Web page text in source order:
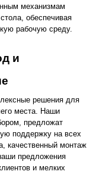
механизмам
обеспечивая
рабочую среду.
и
решения для
места. Наши
предложат
поддержку на всех
качественный монтаж
предложения
и мелких